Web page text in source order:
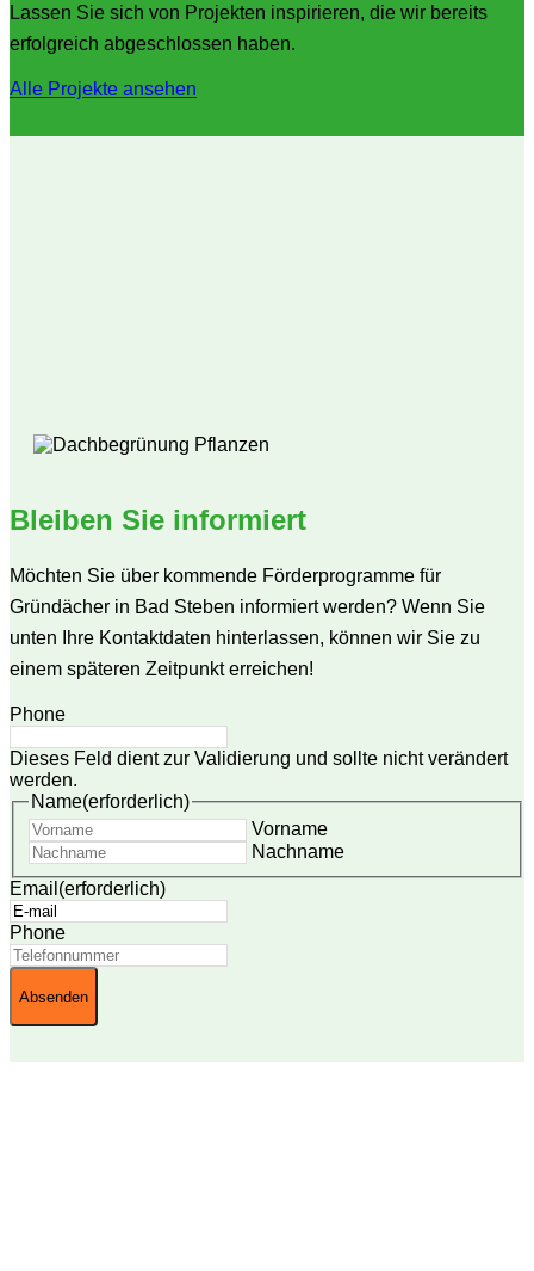
Lassen Sie sich von Projekten inspirieren, die wir bereits
erfolgreich abgeschlossen haben.
Alle Projekte ansehen
Bleiben Sie informiert
Möchten Sie über kommende Förderprogramme für
Gründächer in Bad Steben informiert werden? Wenn Sie
unten Ihre Kontaktdaten hinterlassen, können wir Sie zu
einem späteren Zeitpunkt erreichen!
Phone
Dieses Feld dient zur Validierung und sollte nicht verändert
werden.
Name(erforderlich)
Vorname
Nachname
Email (erforderlich)
Phone